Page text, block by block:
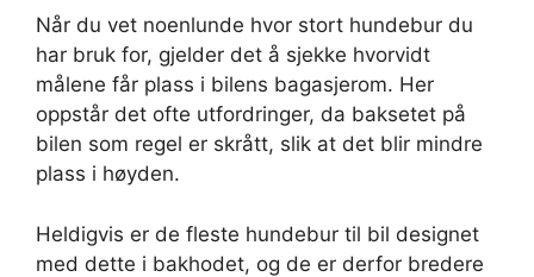
Når du vet noenlunde hvor stort hundebur du
har bruk for, gjelder det å sjekke hvorvidt
målene får plass i bilens bagasjerom. Her
oppstår det ofte utfordringer, da baksetet på
bilen som regel er skrått, slik at det blir mindre
plass i høyden.
Heldigvis er de fleste hundebur til bil designet
med dette i bakhodet, og de er derfor bredere